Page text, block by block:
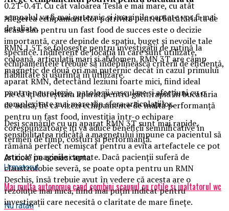
Alegerea echipamentelor potrivite pentru bucătăria ta de
acasă sau pentru un fast food de succes este o decizie
importantă, care depinde de spațiu, buget și nevoile tale
specifice. Indiferent de locația în care sunt utilizate,
echipamentele trebuie să îndeplinească criterii de eficiență,
fiabilitate și ușurință în utilizare.
Fie că îți dorești un aparat pentru gătit rapid în bucătăria
de acasă, fie că vizezi echipamente de înaltă performanță
pentru un fast food, investiția într-o echipare
corespunzătoare îți va aduce beneficii semnificative în
termen de timp, costuri și performanță.
Articole pe aceiasi tema:
Urmatorul
Mai multa autonomie cand combini scaunul cu rotile si inaltatorul wc
Nu ratati
0.2T-0.4T. Cu cât valoarea Tesla e mai mare, cu atât
semnalul va fi mai puternic și imaginile captate vor fi mai
detaliate.
RMN 1.5T se folosește pentru investigații de rutină la
coloană, articulații mari și abdomen. RMN 3T are câmp
magnetic de două ori mai puternic decât în cazul primului
aparat RMN, detectând leziuni foarte mici, fiind ideal
pentru neurologie, patologii vasculare și afecțiuni cu o
complexitate mai mare din sfera articulațiilor.
Deși scanările cu un aparat RMN 3T sunt mai rapide,
sensibilitatea ridicată a magnetului impune ca pacientul să
rămână perfect nemișcat pentru a evita artefactele ce pot
„strica” imaginile captate. Dacă pacienții suferă de
claustrofobie severă, se poate opta pentru un RMN
Deschis, însă trebuie avut în vedere că acesta are o
rezoluție mai mică, fiind mai puțin indicat pentru
investigații care necesită o claritate de mare finețe.